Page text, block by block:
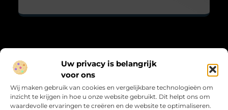
Uw privacy is belangrijk
voor ons
Wij maken gebruik van cookies en vergelijkbare technologieën om
inzicht te krijgen in hoe u onze website gebruikt. Dit helpt ons om
waardevolle ervaringen te creëren en de website te optimaliseren.
“Zacht, krachtig en met aandacht.”
Kleine verhalen met grote betekenis, geschreven met hart en
ziel.